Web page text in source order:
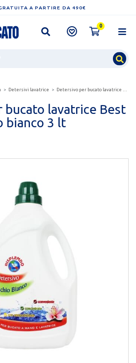
A PARTIRE DA 490€
0
Detersivi lavatrice Detersivo per bucato lavatrice best price muschio bianco...
bucato lavatrice Best
bianco 3 lt